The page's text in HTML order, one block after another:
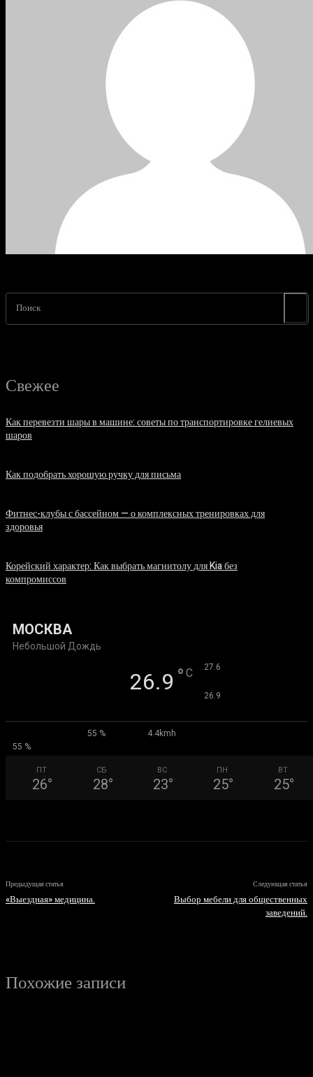
Поиск
Свежее
Как перевезти шары в машине: советы по транспортировке гелиевых
шаров
Как подобрать хорошую ручку для письма
Фитнес-клубы с бассейном — о комплексных тренировках для
здоровья
Корейский характер: Как выбрать магнитолу для Kia без
компромиссов
МОСКВА
Небольшой Дождь
26.9 ° C 27.6
26.9
55 %
4.4kmh
55 %
ПТ
26°
СБ
28°
ВС
23°
ПН
25°
ВТ
25°
Предыдущая статья
«Выездная» медицина.
Следующая статья
Выбор мебели для общественных
заведений.
Похожие записи